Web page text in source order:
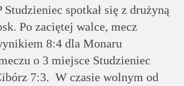
spotkał się z drużyną
Po zaciętej walce, mecz
8:4 dla Monaru
o 3 miejsce Studzieniec
7:3. W czasie wolnym od